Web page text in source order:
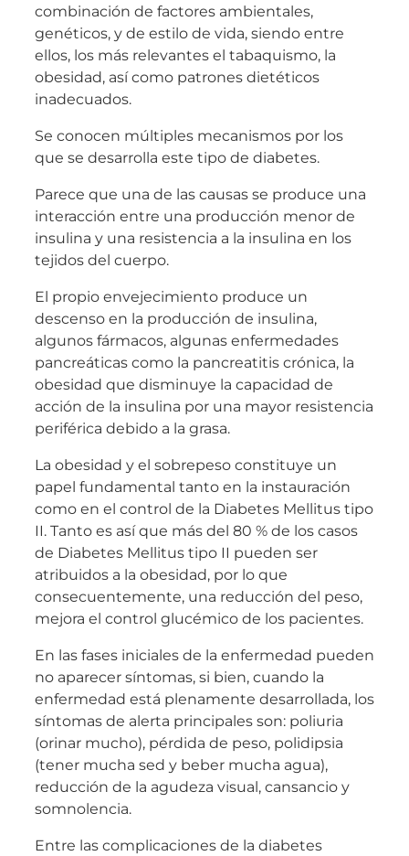
combinación de factores ambientales,
genéticos, y de estilo de vida, siendo entre
ellos, los más relevantes el tabaquismo, la
obesidad, así como patrones dietéticos
inadecuados.
Se conocen múltiples mecanismos por los
que se desarrolla este tipo de diabetes.
Parece que una de las causas se produce una
interacción entre una producción menor de
insulina y una resistencia a la insulina en los
tejidos del cuerpo.
El propio envejecimiento produce un
descenso en la producción de insulina,
algunos fármacos, algunas enfermedades
pancreáticas como la pancreatitis crónica, la
obesidad que disminuye la capacidad de
acción de la insulina por una mayor resistencia
periférica debido a la grasa.
La obesidad y el sobrepeso constituye un
papel fundamental tanto en la instauración
como en el control de la Diabetes Mellitus tipo
II. Tanto es así que más del 80 % de los casos
de Diabetes Mellitus tipo II pueden ser
atribuidos a la obesidad, por lo que
consecuentemente, una reducción del peso,
mejora el control glucémico de los pacientes.
En las fases iniciales de la enfermedad pueden
no aparecer síntomas, si bien, cuando la
enfermedad está plenamente desarrollada, los
síntomas de alerta principales son: poliuria
(orinar mucho), pérdida de peso, polidipsia
(tener mucha sed y beber mucha agua),
reducción de la agudeza visual, cansancio y
somnolencia.
Entre las complicaciones de la diabetes